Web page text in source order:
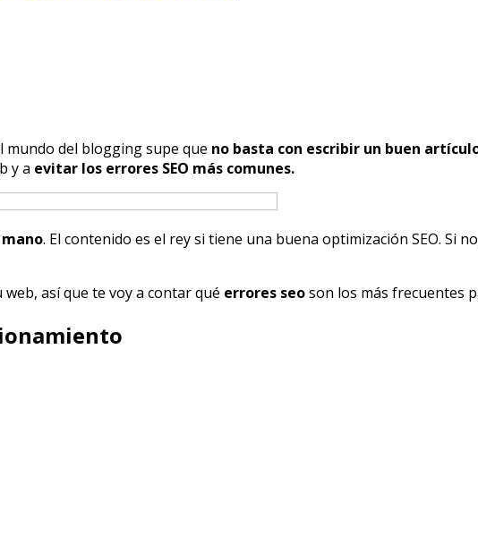
mundo del blogging supe que no basta con escribir un buen
y a evitar los errores SEO más comunes.
mano. El contenido es el rey si tiene una buena optimización SEO. Si
así que te voy a contar qué errores seoson los más frecuentes